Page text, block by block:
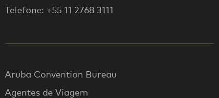
Telefone: +55 11 2768 3111
Aruba Convention Bureau
Agentes de Viagem